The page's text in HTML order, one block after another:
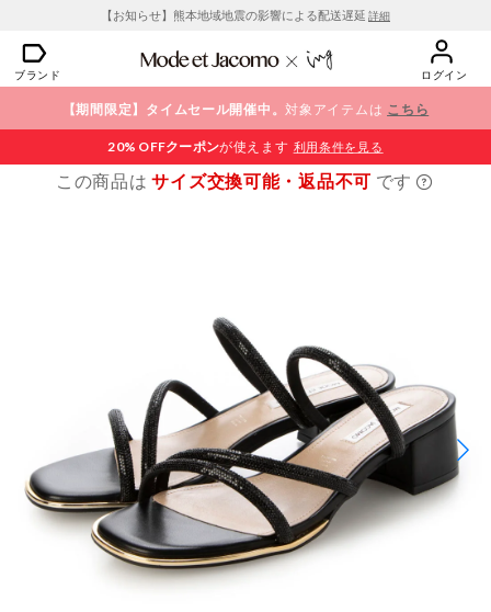
【お知らせ】熊本地域地震の影響による配送遅延 詳細
ブランド ログイン
【期間限定】タイムセール開催中。対象アイテムは こちら
20% OFFクーポンが使えます 利用条件を見る
この商品はサイズ交換可能・返品不可 です